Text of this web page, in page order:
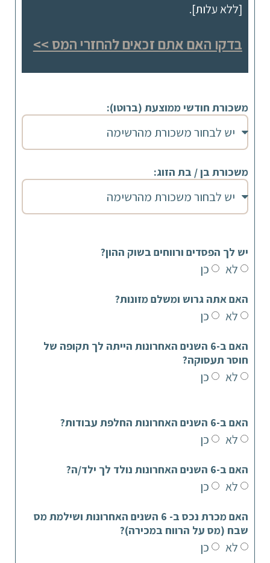
[ללא עלות].
בדקו האם אתם זכאים להחזרי המס >>
משכורת חודשי ממוצעת (ברוטו):
משכורת בן / בת הזוג:
יש לך הפסדים ורווחים בשוק ההון?
לא כן
האם אתה גרוש ומשלם מזונות?
לא כן
האם ב-6 השנים האחרונות הייתה לך תקופה של
חוסר תעסוקה?
לא כן
האם ב-6 השנים האחרונות החלפת עבודות?
לא כן
האם ב-6 השנים האחרונות נולד לך ילד/ה?
לא כן
האם מכרת נכס ב- 6 השנים האחרונות ושילמת מס
שבח (מס על הרווח במכירה)?
לא כן